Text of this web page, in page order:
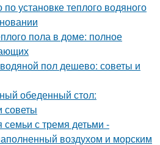
установке теплого водяного
пола в доме: полное
пол дешево: советы и
обеденный стол:
советы
семьи с тремя детьми -
воздухом и морским